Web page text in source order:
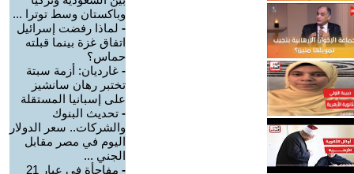
وباكستان وسط توترا ...
- لماذا رفضت إسرائيل
اتفاق غزة بينما قبلته
حماس؟
- غارديان: أزمة سبتة
تختبر رهان سانشيز
على إسبانيا المستقلة
- تحديث البنوك
والشركات.. سعر الدولار
اليوم في مصر مقابل
الجني ...
-
مفاجأة في عيار 21